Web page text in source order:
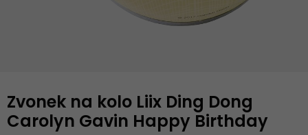
Zvonek na kolo Liix Ding Dong
Carolyn Gavin Happy Birthday